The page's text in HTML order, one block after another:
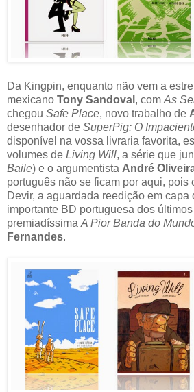
Da Kingpin, enquanto não vem a
mexicano Tony Sandoval , com As
chegou Safe Place, novo trabalho de
desenhador de SuperPig: O
disponível na vossa livraria favorita,
volumes de Living Will, a série que
Baile) e o argumentista André
português não se ficam por aqui, pois
Devir, a aguardada reedição em capa
importante BD portuguesa dos
premiadíssima A Pior Banda do
Fernandes.